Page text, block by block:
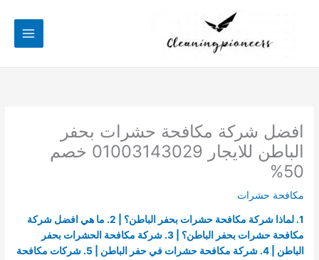
افضل شركة مكافحة حشرات بحفر
الباطن للايجار 01003143029 خصم
50%
مكافحة حشرات
1. لماذا شركة مكافحة حشرات بحفر الباطن؟ | 2. ما هي افضل شركة
مكافحة حشرات بحفر الباطن؟ | 3. شركة مكافحة الحشرات بحفر
الباطن | 4. شركة مكافحة حشرات في حفر الباطن | 5. شركات مكافحة